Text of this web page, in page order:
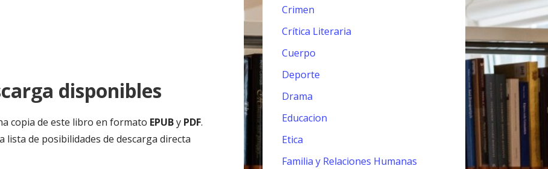
disponibles
copia de este libro en formato EPUBy PDF.
de posibilidades de descarga directa
Crimen
Crítica Literaria
Cuerpo
Deporte
Drama
Educacion
Etica
Familia y Relaciones Humanas